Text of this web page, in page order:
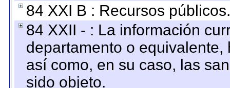
84 XXI B : Recursos públicos.
84 XXII - : La información
departamento o
así como, en su caso, las
sido objeto.